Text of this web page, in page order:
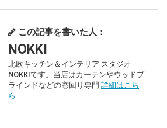
この記事を書いた人：
NOKKI
北欧キッチン＆インテリア スタジオ
NOKKIです。当店はカーテンやウッドブ
ラインドなどの窓回り専門 詳細はこち
ら